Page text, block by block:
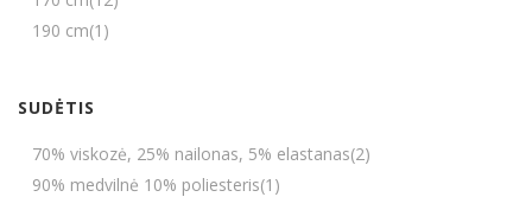
190 cm(1)
SUDĖTIS
70% viskozė, 25% nailonas, 5% elastanas(2)
90% medvilnė 10% poliesteris(1)